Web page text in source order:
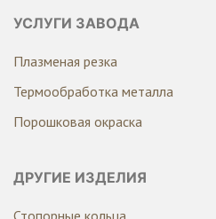
УСЛУГИ ЗАВОДА
Плазменая резка
Термообработка металла
Порошковая окраска
ДРУГИЕ ИЗДЕЛИЯ
Стопорные кольца